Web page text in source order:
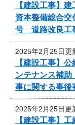
【建設工事】
資本整備総合交
号 道路改良工
2025年2月25日更
【建設工事】
ンテナンス補
事に関する事後
2025年2月25日更
【建設工事】